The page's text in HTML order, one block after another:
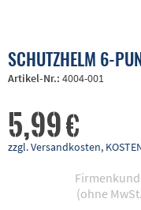
SCHUTZHELM 6-
Artikel-Nr.: 4004-001
5,99 €
zzgl. Versandkosten,
(ohne